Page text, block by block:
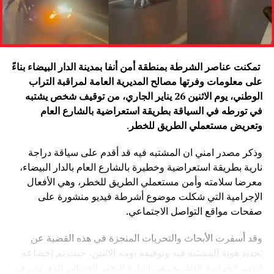
تمكنت عناصر الشرطة بمنطقة أمن أنفا بمدينة الدار البيضاء بناءً
على معلومات وفرتها مصالح المديرية العامة لمراقبة التراب
الوطني، يوم الاثنين 26 يناير الجاري، من توقيف شخص يشتبه
في تورطه في السياقة بطريقة استعراضية بالشارع العام
وتعريض مستعملي الطريق للخطر .
وذكر مصدر امني ان المشتبه فيه قد أقدم على سياقة دراجة
نارية بطريقة استعراضية وخطيرة بالشارع العام بالدار البيضاء،
معرضا سلامته وأمن مستعملي الطريق للخطر، وهي الأفعال
الإجرامية التي شكلت موضوع أشرطة فيديو منشورة على
صفحات مواقع التواصل الاجتماعي.
وقد أسفرت الأبحاث والتحريات المنجزة في هذه القضية عن
تحديد هوية المشتبه فيه وتوقيفه يومه الاثنين، حيث تم إخضاعه